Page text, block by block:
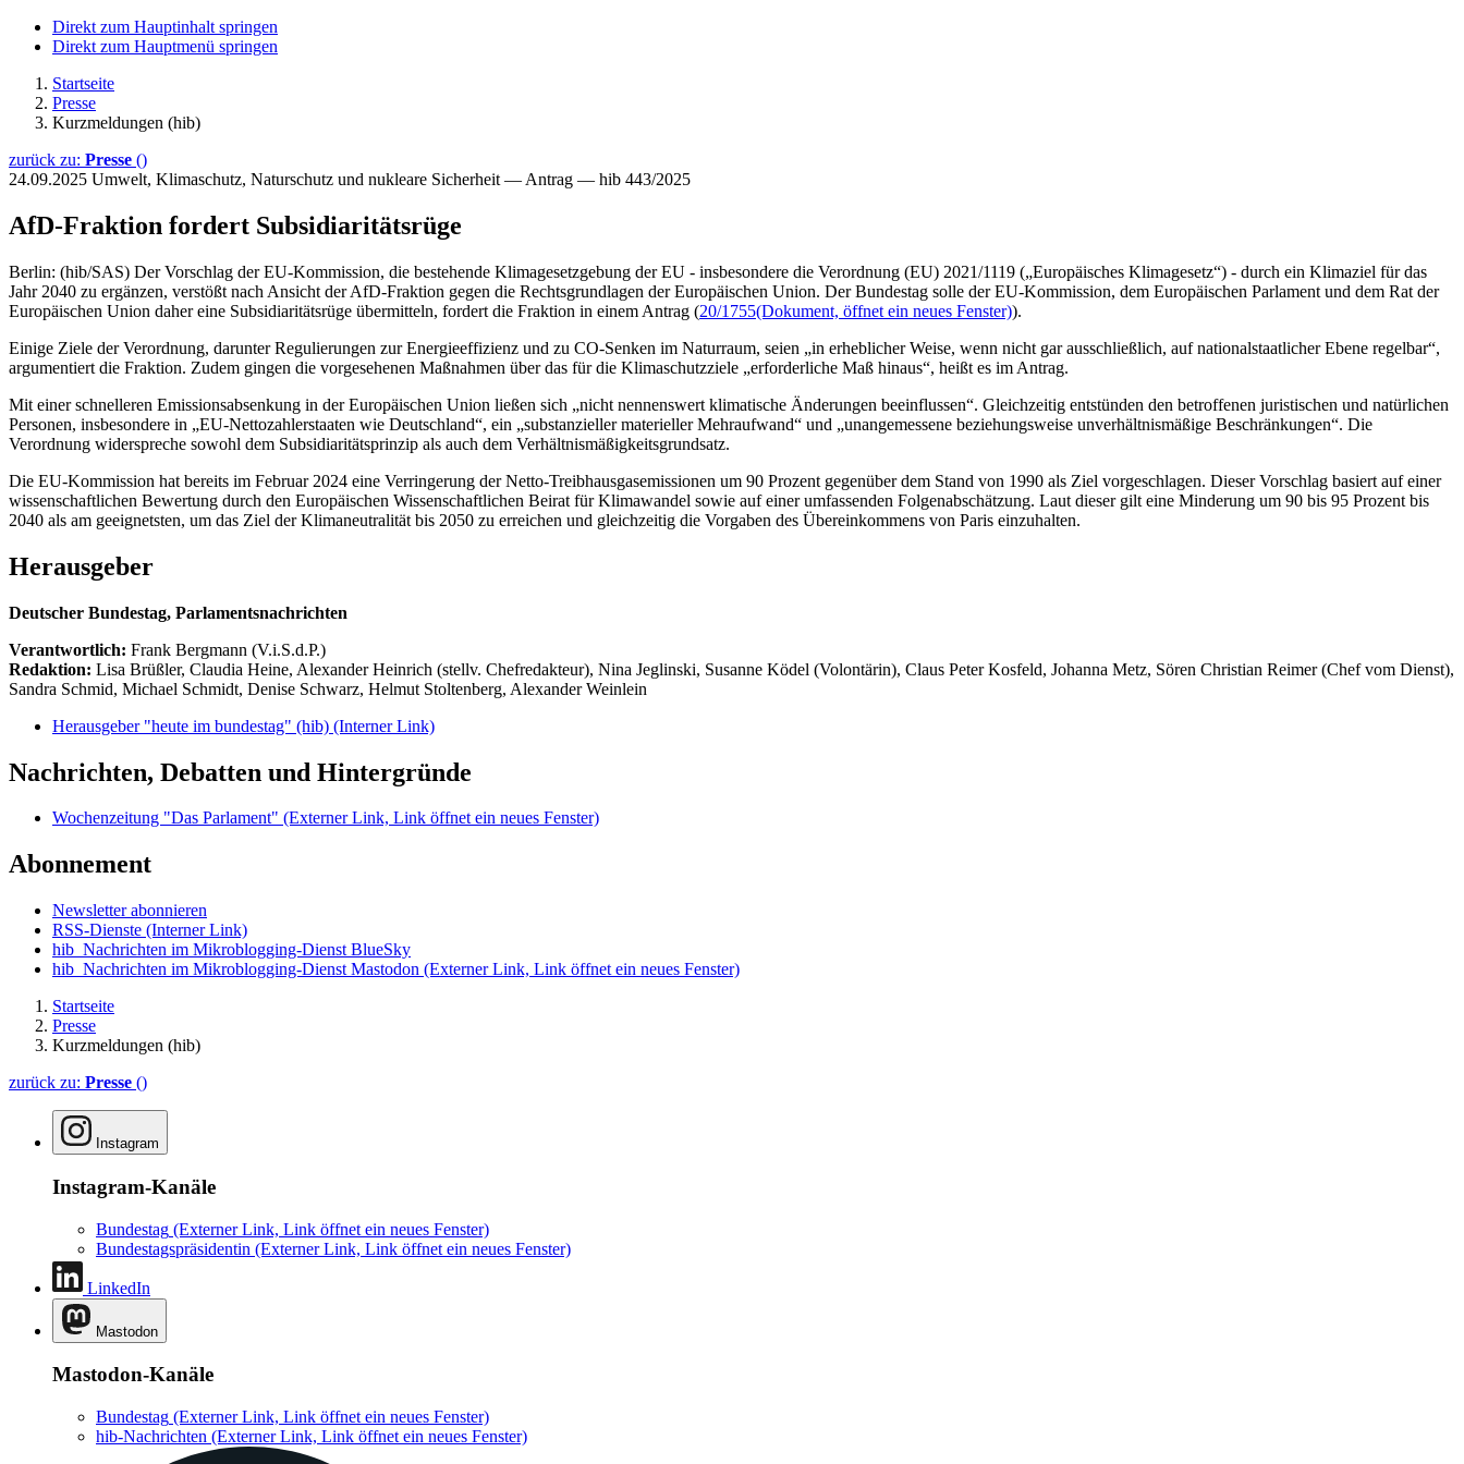
Direkt zum Hauptinhalt springen
Direkt zum Hauptmenü springen
Startseite
Presse
Kurzmeldungen (hib)
zurück zu: Presse ()
24.09.2025 Umwelt, Klimaschutz, Naturschutz und nukleare Sicherheit — Antrag — hib 443/2025
AfD-Fraktion fordert Subsidiaritätsrüge
Berlin: (hib/SAS) Der Vorschlag der EU-Kommission, die bestehende Klimagesetzgebung der EU - insbesondere die Verordnung (EU) 2021/1119 („Europäisches Klimagesetz“) - durch ein Klimaziel für das
Jahr 2040 zu ergänzen, verstößt nach Ansicht der AfD-Fraktion gegen die Rechtsgrundlagen der Europäischen Union. Der Bundestag solle der EU-Kommission, dem Europäischen Parlament und dem Rat der
Europäischen Union daher eine Subsidiaritätsrüge übermitteln, fordert die Fraktion in einem Antrag (20/1755(Dokument, öffnet ein neues Fenster)).
Einige Ziele der Verordnung, darunter Regulierungen zur Energieeffizienz und zu CO-Senken im Naturraum, seien „in erheblicher Weise, wenn nicht gar ausschließlich, auf nationalstaatlicher Ebene regelbar“,
argumentiert die Fraktion. Zudem gingen die vorgesehenen Maßnahmen über das für die Klimaschutzziele „erforderliche Maß hinaus“, heißt es im Antrag.
Mit einer schnelleren Emissionsabsenkung in der Europäischen Union ließen sich „nicht nennenswert klimatische Änderungen beeinflussen“. Gleichzeitig entstünden den betroffenen juristischen und natürlichen
Personen, insbesondere in „EU-Nettozahlerstaaten wie Deutschland“, ein „substanzieller materieller Mehraufwand“ und „unangemessene beziehungsweise unverhältnismäßige Beschränkungen“. Die
Verordnung widerspreche sowohl dem Subsidiaritätsprinzip als auch dem Verhältnismäßigkeitsgrundsatz.
Die EU-Kommission hat bereits im Februar 2024 eine Verringerung der Netto-Treibhausgasemissionen um 90 Prozent gegenüber dem Stand von 1990 als Ziel vorgeschlagen. Dieser Vorschlag basiert auf einer
wissenschaftlichen Bewertung durch den Europäischen Wissenschaftlichen Beirat für Klimawandel sowie auf einer umfassenden Folgenabschätzung. Laut dieser gilt eine Minderung um 90 bis 95 Prozent bis
2040 als am geeignetsten, um das Ziel der Klimaneutralität bis 2050 zu erreichen und gleichzeitig die Vorgaben des Übereinkommens von Paris einzuhalten.
Herausgeber
Deutscher Bundestag, Parlamentsnachrichten
Verantwortlich: Frank Bergmann (V.i.S.d.P.)
Redaktion: Lisa Brüßler, Claudia Heine, Alexander Heinrich (stellv. Chefredakteur), Nina Jeglinski, Susanne Ködel (Volontärin), Claus Peter Kosfeld, Johanna Metz, Sören Christian Reimer (Chef vom Dienst),
Sandra Schmid, Michael Schmidt, Denise Schwarz, Helmut Stoltenberg, Alexander Weinlein
Herausgeber "heute im bundestag" (hib) (Interner Link)
Nachrichten, Debatten und Hintergründe
Wochenzeitung "Das Parlament" (Externer Link, Link öffnet ein neues Fenster)
Abonnement
Newsletter abonnieren
RSS-Dienste (Interner Link)
hib_Nachrichten im Mikroblogging-Dienst BlueSky
hib_Nachrichten im Mikroblogging-Dienst Mastodon (Externer Link, Link öffnet ein neues Fenster)
Startseite
Presse
Kurzmeldungen (hib)
zurück zu: Presse ()
Instagram
Instagram-Kanäle
Bundestag (Externer Link, Link öffnet ein neues Fenster)
Bundestagspräsidentin (Externer Link, Link öffnet ein neues Fenster)
LinkedIn
Mastodon
Mastodon-Kanäle
Bundestag (Externer Link, Link öffnet ein neues Fenster)
hib-Nachrichten (Externer Link, Link öffnet ein neues Fenster)